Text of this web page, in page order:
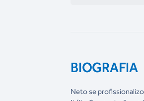
BIOGRAFIA
Neto se